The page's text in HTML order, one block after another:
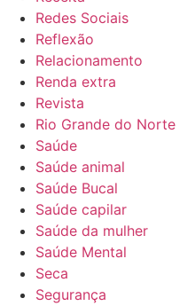
Redes Sociais
Reflexão
Relacionamento
Renda extra
Revista
Rio Grande do Norte
Saúde
Saúde animal
Saúde Bucal
Saúde capilar
Saúde da mulher
Saúde Mental
Seca
Segurança